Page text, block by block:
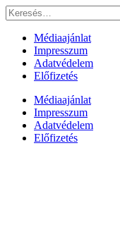
Ugrás
a
tartalomhoz
Keresés:
Médiaajánlat
Impresszum
Adatvédelem
Előfizetés
Médiaajánlat
Impresszum
Adatvédelem
Előfizetés